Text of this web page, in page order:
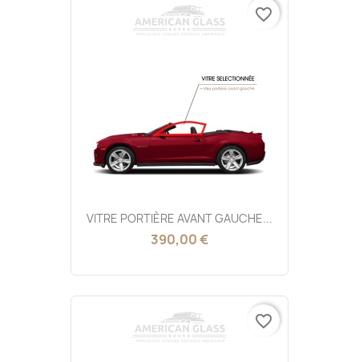
VITRE PORTIÈRE AVANT GAUCHE...
390,00 €
favorite_border
favorite_border